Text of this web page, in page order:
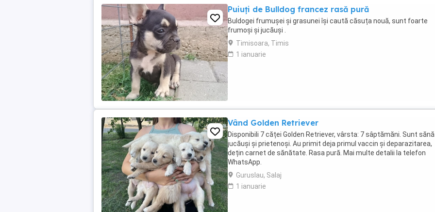
Puiuți de Bulldog francez rasă pură
Buldogei frumușei și grasunei își caută căsuța nouă, sunt foarte
frumoși și jucăuși .
Timisoara, Timis
1 ianuarie
Vând Golden Retriever
Disponibili 7 căței Golden Retriever, vârsta: 7 sâptămăni. Sunt
jucăuși și prietenoși. Au primit deja primul vaccin și deparazitarea,
dețin carnet de sănătate. Rasa pură. Mai multe detalii la telefon
WhatsApp.
Guruslau, Salaj
1 ianuarie